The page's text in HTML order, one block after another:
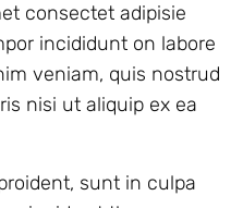
consectet adipisie
incididunt on labore
veniam, quis nostrud
nisi ut aliquip ex ea
sunt in culpa